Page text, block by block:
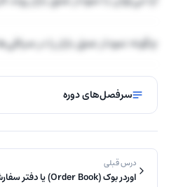
چگونه نمودار عمق بازار را در
سرفصل‌های دوره
درس قبلی
اوردر بوک (Order Book) یا دفتر سفارش چیست؟